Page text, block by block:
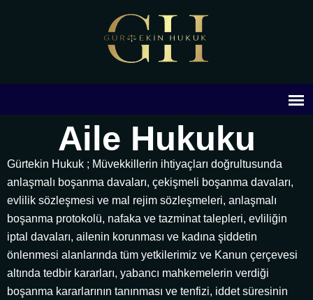
Aile Hukuku
Gürtekin Hukuk ; Müvekkillerin ihtiyaçları doğrultusunda
anlaşmalı boşanma davaları, çekişmeli boşanma davaları,
evlilik sözleşmesi ve mal rejim sözleşmeleri, anlaşmalı
boşanma protokolü, nafaka ve tazminat talepleri, evliliğin
iptal davaları, ailenin korunması ve kadına şiddetin
önlenmesi alanlarında tüm yetkilerimiz ve Kanun çerçevesi
altında tedbir kararları, yabancı mahkemelerin verdiği
boşanma kararlarının tanınması ve tenfizi, iddet süresinin